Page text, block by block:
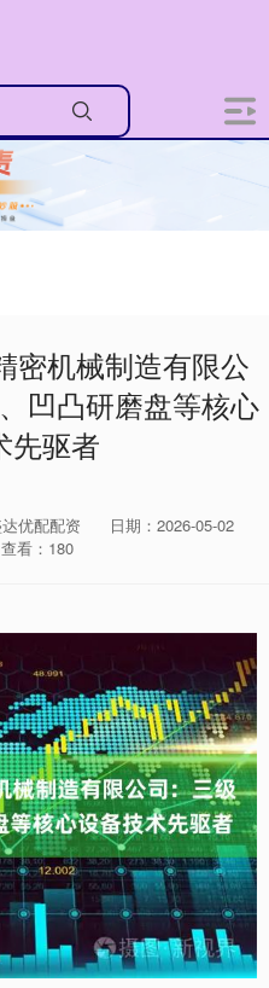
密机械制造有限公
凹凸研磨盘等核心
先驱者
优配配资
日期：2026-05-02
查看：180